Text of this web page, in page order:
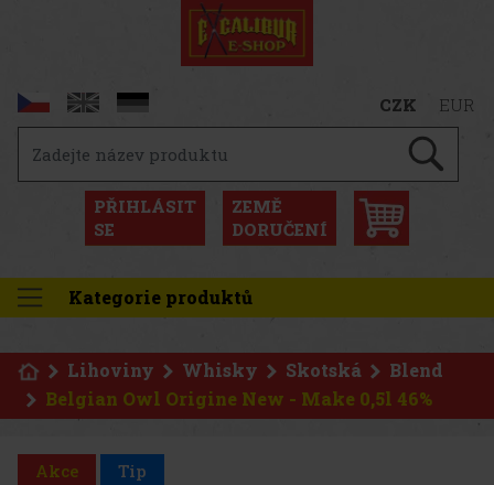
CZK EUR
PŘIHLÁSIT
SE
ZEMĚ
DORUČENÍ
Kategorie produktů
Lihoviny Whisky Skotská
Blend
Belgian Owl Origine New - Make 0,5l 46%
Akce Tip